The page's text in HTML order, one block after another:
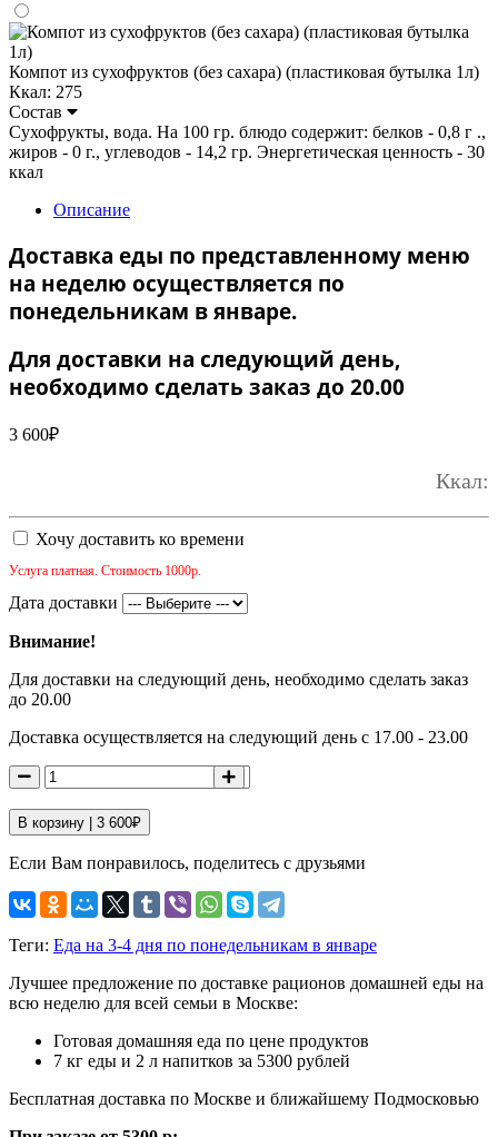
Компот из сухофруктов (без сахара) (пластиковая бутылка 1л)
Ккал: 275
Состав
Сухофрукты, вода. На 100 гр. блюдо содержит: белков - 0,8 г .,
жиров - 0 г., углеводов - 14,2 гр. Энергетическая ценность - 30
ккал
Описание
Доставка еды по представленному меню
на неделю осуществляется по
понедельникам в январе.
Для доставки на следующий день,
необходимо сделать заказ до 20.00
3 600₽
Ккал:
Хочу доставить ко времени
Услуга платная. Стоимость 1000р.
Дата доставки
Внимание!
Для доставки на следующий день, необходимо сделать заказ
до 20.00
Доставка осуществляется на следующий день с 17.00 - 23.00
В корзину | 3 600₽
Если Вам понравилось, поделитесь с друзьями
Теги: Еда на 3-4 дня по понедельникам в январе
Лучшее предложение по доставке рационов домашней еды на
всю неделю для всей семьи в Москве:
Готовая домашняя еда по цене продуктов
7 кг еды и 2 л напитков за 5300 рублей
Бесплатная доставка по Москве и ближайшему Подмосковью